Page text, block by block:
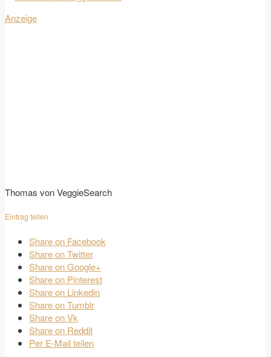
Anzeige
Thomas von VeggieSearch
Eintrag teilen
Share on Facebook
Share on Twitter
Share on Google+
Share on Pinterest
Share on Linkedin
Share on Tumblr
Share on Vk
Share on Reddit
Per E-Mail teilen